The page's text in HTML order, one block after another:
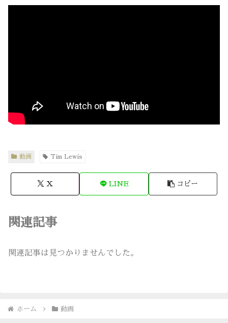
動画 Tim Lewis
X LINE コピー
関連記事
関連記事は見つかりませんでした。
ホーム 動画